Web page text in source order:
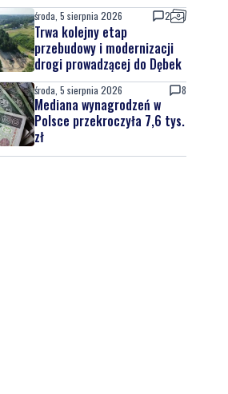
środa, 5 sierpnia 2026 2
Trwa kolejny etap
przebudowy i modernizacji
drogi prowadzącej do Dębek
środa, 5 sierpnia 2026 8
Mediana wynagrodzeń w
Polsce przekroczyła 7,6 tys.
zł